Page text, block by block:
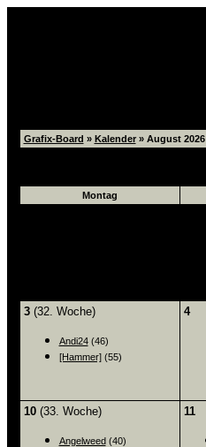
Grafix-Board » Kalender» August 2026
Montag
3(32. Woche)
Andi24(46)
[Hammer](55)
4
10(33. Woche)
Angelweed(40)
11